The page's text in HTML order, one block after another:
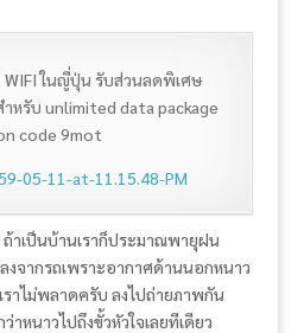
WIFI ในญี่ปุ่น รับส่วนลดพิเศษ
หรับ unlimited data package
code 9mot
าเป็นบ้านเราก็ประมาณพายุฝน
จากรถเพราะอากาศด้านนอกหนาว
ราไม่พลาดครับ ลงไปถ่ายภาพกัน
หนาวไปถึงขั้วหัวใจเลยทีเดียว